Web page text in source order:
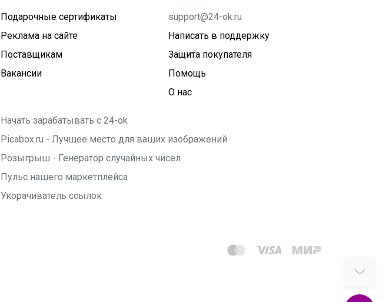
Подарочные сертификаты
Реклама на сайте
Поставщикам
Вакансии
support@24-ok.ru
Написать в поддержку
Защита покупателя
Помощь
О нас
Начать зарабатывать с 24-ok
Picabox.ru - Лучшее место для ваших изображений
Розыгрыш - Генератор случайных чисел
Пульс нашего маркетплейса
Укорачиватель ссылок